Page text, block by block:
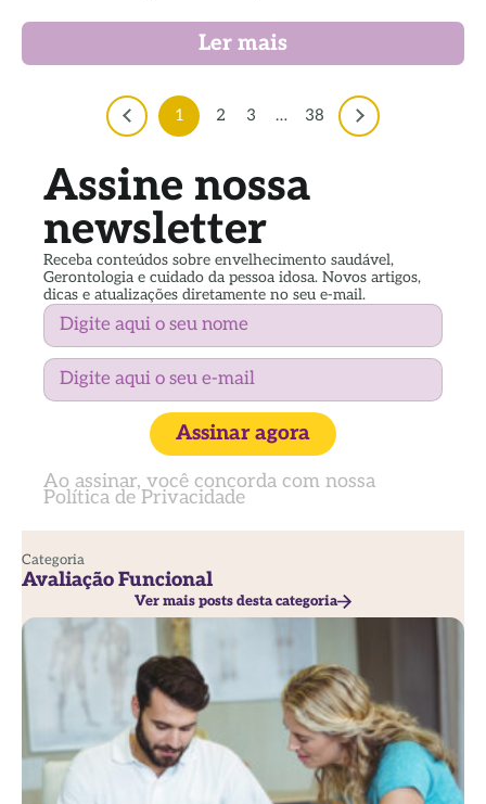
Ler mais
1 2 3 … 38
Assine nossa
newsletter
Receba conteúdos sobre envelhecimento saudável,
Gerontologia e cuidado da pessoa idosa. Novos artigos,
dicas e atualizações diretamente no seu e-mail.
Assinar agora
Ao assinar, você concorda com nossa
Política de Privacidade
Categoria
Avaliação Funcional
Ver mais posts desta categoria